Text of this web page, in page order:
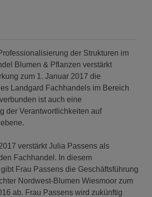
der Strukturen im
Blumen & Pflanzen verstärkt
zum 1. Januar 2017 die
Landgard Fachhandels im Bereich
ist auch eine
der Verantwortlichkeiten auf
verstärkt Julia Passens als
Fachhandel. In diesem
Frau Passens die Geschäftsführung
Nordwest-Blumen Wiesmoor zum
ab. Frau Passens wird zukünftig